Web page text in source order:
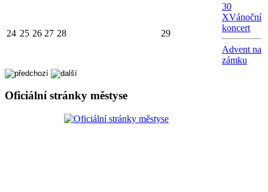
24 25 26 27 28 29
30
XVánoční
koncert
Advent na
zámku
Oficiální stránky městyse